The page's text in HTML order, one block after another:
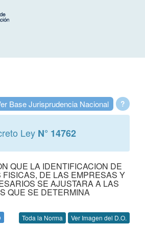
?
Base Jurisprudencia Nacional
Ley N° 14762
QUE LA IDENTIFICACION DE
DE LAS EMPRESAS Y
SE AJUSTARA A LAS
QUE SE DETERMINA
Toda la Norma Ver Imagen del D.O.